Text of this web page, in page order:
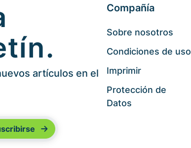
artículos en el
Compañía
Sobre nosotros
Condiciones de uso
Imprimir
Protección de
Datos